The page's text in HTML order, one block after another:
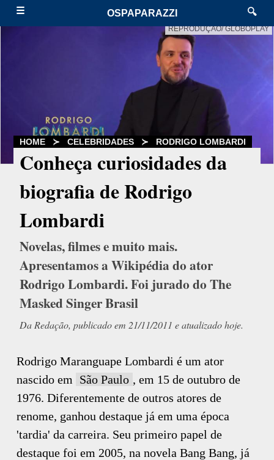
☰ OSPAPARAZZI 🔍
REPRODUÇÃO/ GLOBOPLAY
HOME ≻ CELEBRIDADES ≻ RODRIGO LOMBARDI
Conheça curiosidades da
biografia de Rodrigo
Lombardi
Novelas, filmes e muito mais.
Apresentamos a Wikipédia do ator
Rodrigo Lombardi. Foi jurado do The
Masked Singer Brasil
Da Redação, publicado em 21/11/2011 e atualizado hoje.
Rodrigo Maranguape Lombardi é um ator
nascido em
São Paulo , em 15 de outubro de
1976. Diferentemente de outros atores de
renome, ganhou destaque já em uma época
'tardia' da carreira. Seu primeiro papel de
destaque foi em 2005, na novela Bang Bang, já